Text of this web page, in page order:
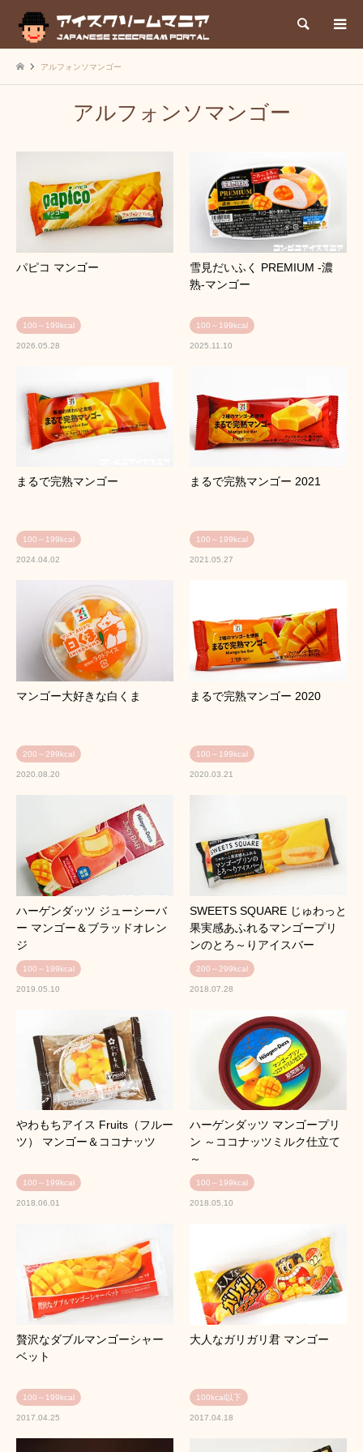
検索
アルフォンソマンゴー
アルフォンソマンゴー
パピコ マンゴー
100～199kcal
2026.05.28
雪見だいふく PREMIUM ‐濃
熟‐マンゴー
100～199kcal
2025.11.10
まるで完熟マンゴー
100～199kcal
2024.04.02
まるで完熟マンゴー 2021
100～199kcal
2021.05.27
マンゴー大好きな白くま
200～299kcal
2020.08.20
まるで完熟マンゴー 2020
100～199kcal
2020.03.21
ハーゲンダッツ ジューシーバ
ー マンゴー＆ブラッドオレン
ジ
100～199kcal
2019.05.10
SWEETS SQUARE じゅわっと
果実感あふれるマンゴープリ
ンのとろ～りアイスバー
200～299kcal
2018.07.28
やわもちアイス Fruits（フルー
ツ） マンゴー＆ココナッツ
100～199kcal
2018.06.01
ハーゲンダッツ マンゴープリ
ン ～ココナッツミルク仕立て
～
100～199kcal
2018.05.10
贅沢なダブルマンゴーシャー
ベット
100～199kcal
2017.04.25
大人なガリガリ君 マンゴー
100kcal以下
2017.04.18